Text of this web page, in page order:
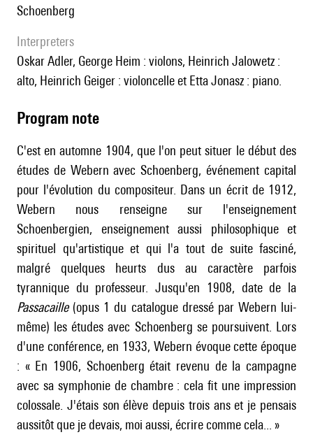
Schoenberg
interpreters
Oskar Adler, George Heim : violons, Heinrich Jalowetz :
alto, Heinrich Geiger : violoncelle et Etta Jonasz : piano.
Program note
C'est en automne 1904, que l'on peut situer le début des
études de Webern avecSchoenberg, événement capital
pour l'évolution du compositeur. Dans un écrit de 1912,
Webern nous renseigne sur l'enseignement
Schoenbergien, enseignement aussi philosophique et
spirituel qu'artistique et qui l'a tout de suite fasciné,
malgré quelques heurts dus au caractère parfois
tyrannique du professeur. Jusqu'en 1908, date de la
Passacaille(opus 1 du catalogue dressé par Webern lui-
même) les études avec Schoenberg se poursuivent. Lors
d'une conférence, en 1933, Webern évoque cette époque
: « En 1906, Schoenberg était revenu de la campagne
avec sa symphonie de chambre : cela fit une impression
colossale. J'étais son élève depuis trois ans et je pensais
aussitôt que je devais, moi aussi, écrire comme cela... »